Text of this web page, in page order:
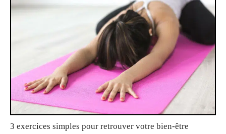
3 exercices simples pour retrouver votre bien-être